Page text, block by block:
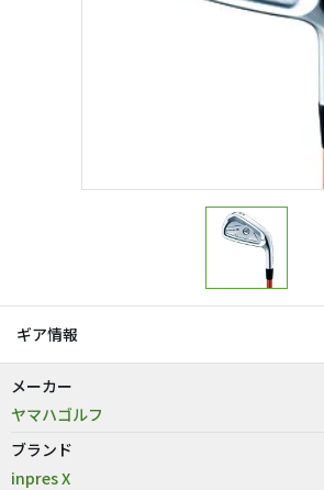
ギア情報
メーカー
ヤマハゴルフ
ブランド
inpres X